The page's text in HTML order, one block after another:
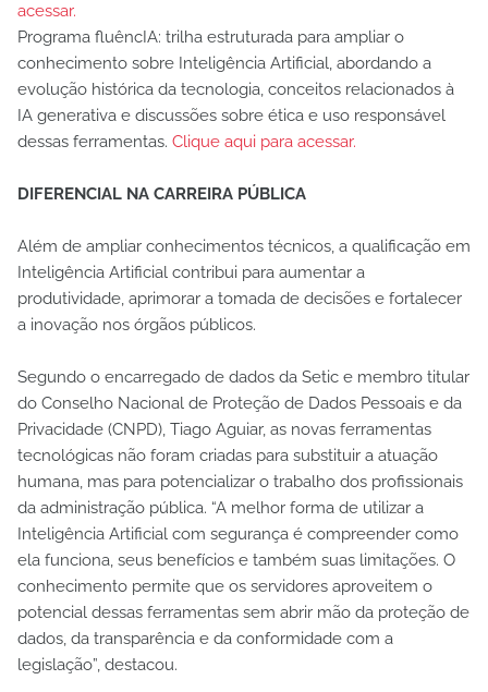
acessar.
Programa fluêncIA: trilha estruturada para ampliar o
conhecimento sobre Inteligência Artificial, abordando a
evolução histórica da tecnologia, conceitos relacionados à
IA generativa e discussões sobre ética e uso responsável
dessas ferramentas. Clique aqui para acessar.
DIFERENCIAL NA CARREIRA PÚBLICA
Além de ampliar conhecimentos técnicos, a qualificação em
Inteligência Artificial contribui para aumentar a
produtividade, aprimorar a tomada de decisões e fortalecer
a inovação nos órgãos públicos.
Segundo o encarregado de dados da Setic e membro titular
do Conselho Nacional de Proteção de Dados Pessoais e da
Privacidade (CNPD), Tiago Aguiar, as novas ferramentas
tecnológicas não foram criadas para substituir a atuação
humana, mas para potencializar o trabalho dos profissionais
da administração pública. “A melhor forma de utilizar a
Inteligência Artificial com segurança é compreender como
ela funciona, seus benefícios e também suas limitações. O
conhecimento permite que os servidores aproveitem o
potencial dessas ferramentas sem abrir mão da proteção de
dados, da transparência e da conformidade com a
legislação”, destacou.